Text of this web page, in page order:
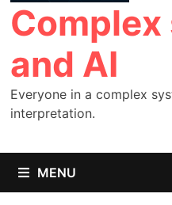
and AI
Everyone in a complex
interpretation.
MENU